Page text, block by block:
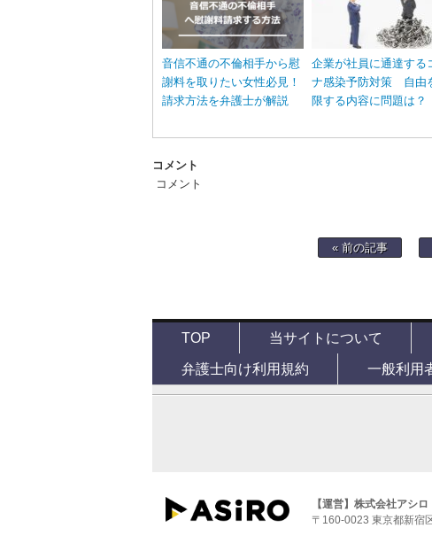
音信不通の不倫相手から慰
謝料を取りたい女性必見！
請求方法を弁護士が解説
企業が社員に通達する
ナ感染予防対策 自由
限する内容に問題は？
コメント
コメント
« 前の記事
TOP 当サイトについて
弁護士向け利用規約
一般利用
【運営】株式会社アシロ
〒160-0023 東京都新宿